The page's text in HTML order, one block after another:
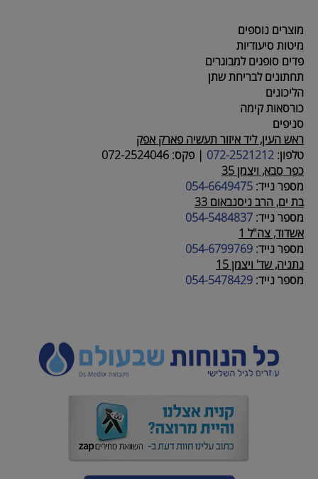
מוצרים נוספים
מיטות סיעודיות
פדים סופגים למבוגרים
תחתונים לבריחת שתן
הליכונים
כורסאות קימה
סניפים
ראש העין, ליד איזור תעשיה פארק אפק
טלפון: 072-2521212
| פקס:
כפר סבא, ויצמן 35
מספר נייד: 054-6649475
בת ים, הרב ניסנבאום 33
מספר נייד: 054-5484837
אשדוד, צה"ל 1
מספר נייד: 054-6799769
נתניה, שד' ויצמן 15
מספר נייד: 054-5478429